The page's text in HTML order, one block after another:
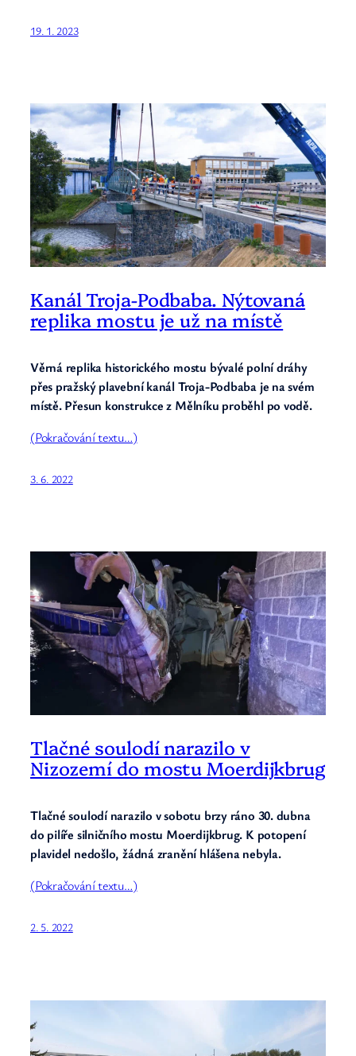
19. 1. 2023
Kanál Troja-Podbaba. Nýtovaná
replika mostu je už na místě
Věrná replika historického mostu bývalé polní dráhy
přes pražský plavební kanál Troja-Podbaba je na svém
místě. Přesun konstrukce z Mělníku proběhl po vodě.
(Pokračování textu…)
3. 6. 2022
Tlačné soulodí narazilo v
Nizozemí do mostu Moerdijkbrug
Tlačné soulodí narazilo v sobotu brzy ráno 30. dubna
do pilíře silničního mostu Moerdijkbrug. K potopení
plavidel nedošlo, žádná zranění hlášena nebyla.
(Pokračování textu…)
2. 5. 2022